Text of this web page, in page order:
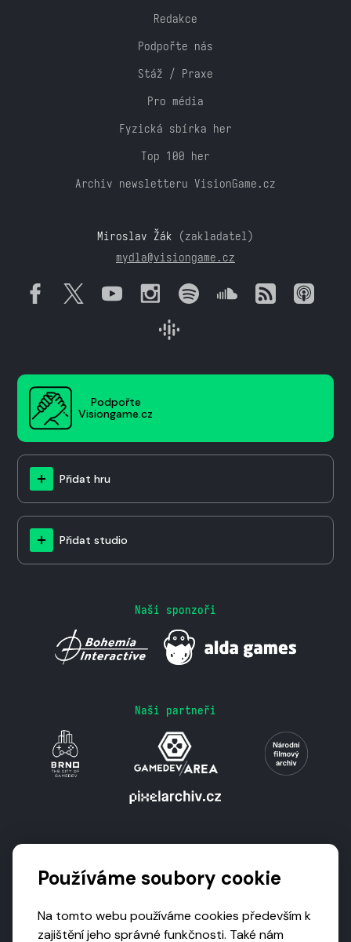
Redakce
Podpořte nás
Stáž / Praxe
Pro média
Fyzická sbírka her
Top 100 her
Archiv newsletteru VisionGame.cz
Miroslav Žák (zakladatel)
mydla@visiongame.cz
Podpořte
Visiongame.cz
Přidat hru
Přidat studio
Naši sponzoři
Naši partneři
Používáme soubory cookie
Na tomto webu používáme cookies především k
zajištění jeho správné funkčnosti. Také nám